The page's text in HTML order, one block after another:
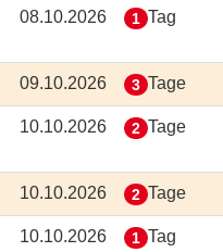
08.10.2026 1 Tag
09.10.2026 3 Tage
10.10.2026 2 Tage
10.10.2026 2 Tage
10.10.2026 1 Tag